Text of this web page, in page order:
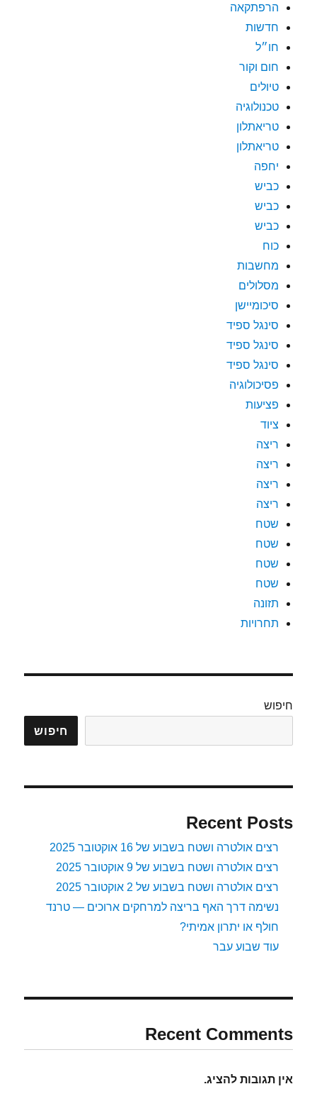
הרפתקאה
חדשות
חו״ל
חום וקור
טיולים
טכנולוגיה
טריאתלון
טריאתלון
יחפה
כביש
כביש
כביש
כוח
מחשבות
מסלולים
סיכומיישן
סינגל ספיד
סינגל ספיד
סינגל ספיד
פסיכולוגיה
פציעות
ציוד
ריצה
ריצה
ריצה
ריצה
שטח
שטח
שטח
שטח
תזונה
תחרויות
חיפוש
חיפוש
Recent Posts
רצים אולטרה ושטח בשבוע של 16 אוקטובר 2025
רצים אולטרה ושטח בשבוע של 9 אוקטובר 2025
רצים אולטרה ושטח בשבוע של 2 אוקטובר 2025
נשימה דרך האף בריצה למרחקים ארוכים — טרנד
חולף או יתרון אמיתי?
עוד שבוע עבר
Recent Comments
אין תגובות להציג.